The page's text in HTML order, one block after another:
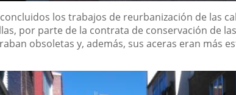
los trabajos de reurbanización de las
por parte de la contrata de conservación de
obsoletas y, además, sus aceras eran más